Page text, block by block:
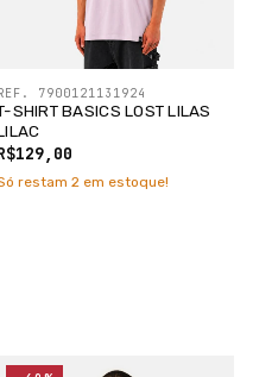
SHIRT BASICS LOST LILAS
REF. 7900121131924
restam 2 em estoque!